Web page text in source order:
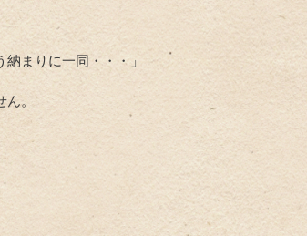
まりに一同・・・」
ん。